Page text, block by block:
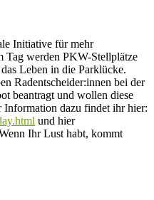
Initiative für mehr
Tag werden PKW-Stellplätze
Leben in die Parklücke.
Radentscheider:innen bei der
beantragt und wollen diese
Information dazu findet ihr hier:
und hier
Ihr Lust habt, kommt